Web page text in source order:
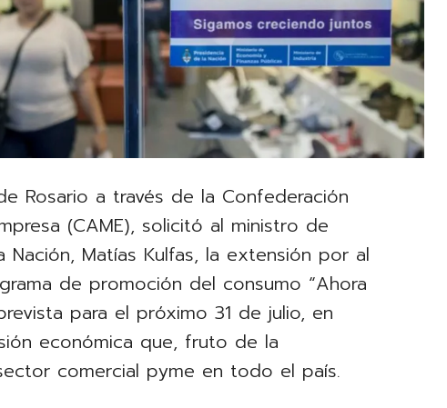
Rosario a través de la Confederación
(CAME), solicitó al ministro de
Matías Kulfas, la extensión por al
de promoción del consumo “Ahora
para el próximo 31 de julio, en
económica que, fruto de la
comercial pyme en todo el país.